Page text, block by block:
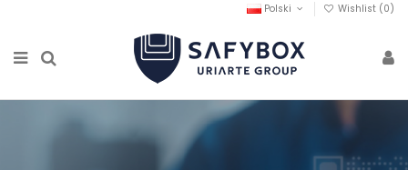
Polski Wishlist (0)